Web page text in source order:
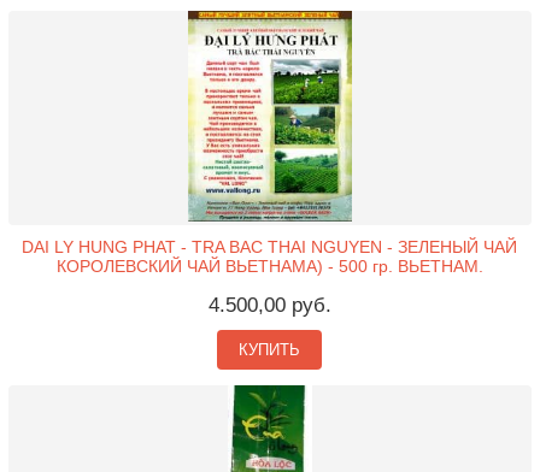
DAI LY HUNG PHAT - TRA BAC THAI NGUYEN - ЗЕЛЕНЫЙ ЧАЙ
КОРОЛЕВСКИЙ ЧАЙ ВЬЕТНАМА) - 500 гр. ВЬЕТНАМ.
4.500,00 руб.
КУПИТЬ